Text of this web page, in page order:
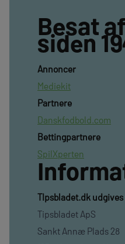
Besat
siden
Annoncer
Mediekit
Partnere
Danskfodbold.com
Bettingpartnere
SpilXperten
TIpsbladet.dk udgives
Tipsbladet ApS
Sankt Annæ Plads 28